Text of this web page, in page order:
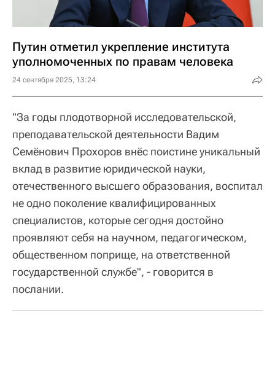
Путин отметил укрепление института
уполномоченных по правам человека
24 сентября 2025, 13:24
"За годы плодотворной исследовательской,
преподавательской деятельности Вадим
Семёнович Прохоров внёс поистине уникальный
вклад в развитие юридической науки,
отечественного высшего образования, воспитал
не одно поколение квалифицированных
специалистов, которые сегодня достойно
проявляют себя на научном, педагогическом,
общественном поприще, на ответственной
государственной службе", - говорится в
послании.